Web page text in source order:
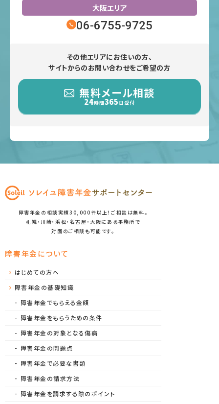
大阪エリア
06-6755-9725
その他エリアにお住いの方、
サイトからのお問い合わせをご希望の方
無料メール相談
24時間365 日受付
障害年金の相談実績30,000件以上！ご相談は無料。
札幌・川崎・浜松・名古屋・大阪にある事務所で
対面のご相談も可能です。
障害年金について
はじめての方へ
障害年金の基礎知識
障害年金でもらえる金額
障害年金をもらうための条件
障害年金の対象となる傷病
障害年金の問題点
障害年金で必要な書類
障害年金の請求方法
障害年金を請求する際のポイント